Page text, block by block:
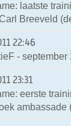
laatste
Breeveld
22:46
- september
23:31
eerste
ambassade